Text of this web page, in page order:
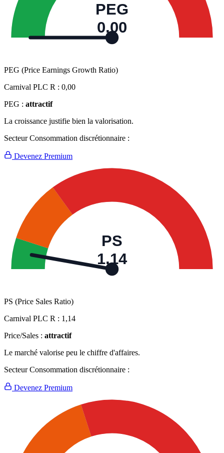
PEG
0,00
PEG (Price Earnings Growth Ratio)
Carnival PLC R : 0,00
PEG : attractif
La croissance justifie bien la valorisation.
Secteur Consommation discrétionnaire :
Devenez Premium
PS
1,14
PS (Price Sales Ratio)
Carnival PLC R : 1,14
Price/Sales : attractif
Le marché valorise peu le chiffre d'affaires.
Secteur Consommation discrétionnaire :
Devenez Premium